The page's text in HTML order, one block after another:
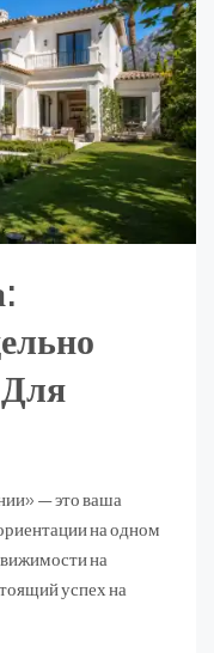
— это ваша
на одном
на
успех на